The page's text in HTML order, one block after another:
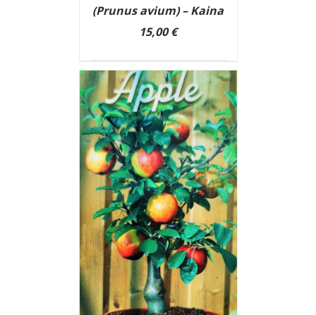
(Prunus avium) – Kaina
15,00 €